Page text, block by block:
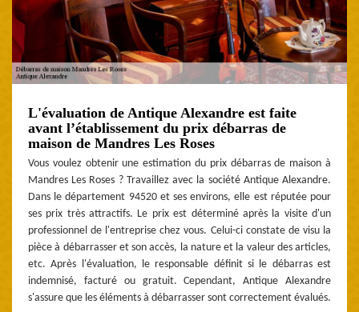
L'évaluation de Antique Alexandre est faite
avant l’établissement du prix débarras de
maison de Mandres Les Roses
Vous voulez obtenir une estimation du prix débarras de maison à
Mandres Les Roses ? Travaillez avec la société Antique Alexandre.
Dans le département 94520 et ses environs, elle est réputée pour
ses prix très attractifs. Le prix est déterminé après la visite d'un
professionnel de l'entreprise chez vous. Celui-ci constate de visu la
pièce à débarrasser et son accès, la nature et la valeur des articles,
etc. Après l'évaluation, le responsable définit si le débarras est
indemnisé, facturé ou gratuit. Cependant, Antique Alexandre
s'assure que les éléments à débarrasser sont correctement évalués.